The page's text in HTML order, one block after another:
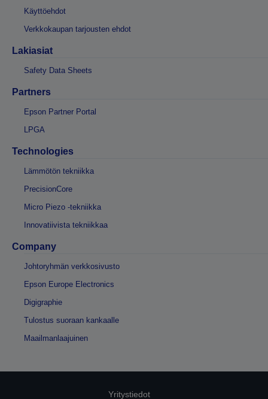
Käyttöehdot
Verkkokaupan tarjousten ehdot
Lakiasiat
Safety Data Sheets
Partners
Epson Partner Portal
LPGA
Technologies
Lämmötön tekniikka
PrecisionCore
Micro Piezo -tekniikka
Innovatiivista tekniikkaa
Company
Johtoryhmän verkkosivusto
Epson Europe Electronics
Digigraphie
Tulostus suoraan kankaalle
Maailmanlaajuinen
Yritystiedot